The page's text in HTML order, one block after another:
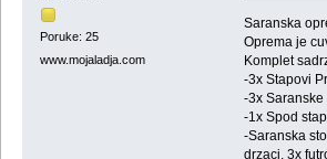
Poruke: 25
www.mojaladja.com
Saranska
Oprema je
Komplet
-3x Stapovi
-3x Saranske
-1x Spod
-Saranska
drzaci, 3x